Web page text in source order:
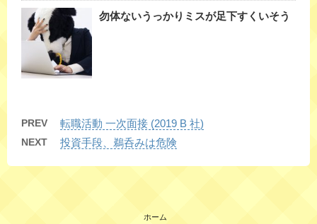
勿体ないうっかりミスが足下すくいそう
PREV 転職活動 一次面接 (2019 B 社)
NEXT 投資手段、鵜呑みは危険
ホーム